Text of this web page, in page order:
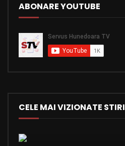
ABONARE YOUTUBE
CELE MAI VIZIONATE STIRI